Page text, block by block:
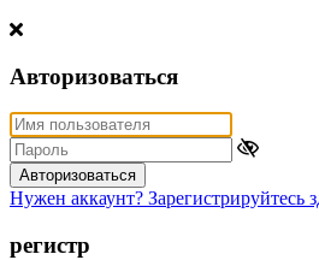
Авторизоваться
Авторизоваться
Нужен аккаунт? Зарегистрируйтесь
регистр